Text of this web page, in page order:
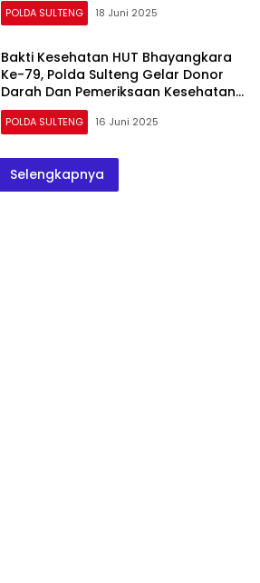
POLDA SULTENG 18 Juni 2025
Bakti Kesehatan HUT Bhayangkara
Ke-79, Polda Sulteng Gelar Donor
Darah Dan Pemeriksaan Kesehatan
Kepada Ojol
POLDA SULTENG 16 Juni 2025
Selengkapnya